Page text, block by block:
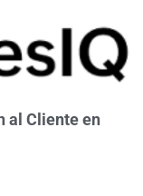
al Cliente en